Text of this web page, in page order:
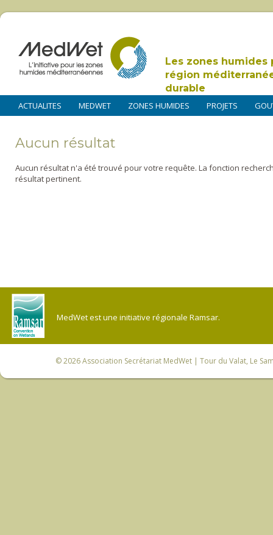
Les zones humides
région
durable
ACTUALITES MEDWET ZONES HUMIDES PROJETS
Aucun résultat
Aucun résultat n'a été trouvé pour votre requête. La fonction
résultat pertinent.
MedWet est une initiative régionale Ramsar.
© 2026Association Secrétariat MedWet | Tour du Valat, Le